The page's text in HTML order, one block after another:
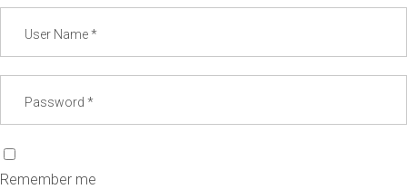
Remember me